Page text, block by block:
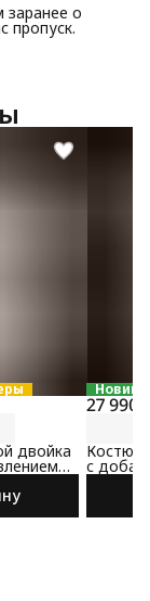
о
двойка
27 990
Костюм
с